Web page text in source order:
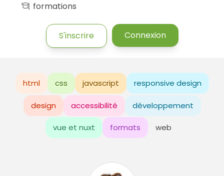
formations
S'inscrire Connexion
html css javascript responsive design
design accessibilité développement
vue et nuxt formats web